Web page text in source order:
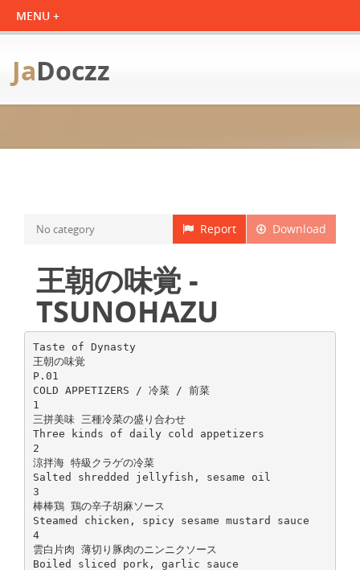
JaDoczz
Download
Report
No category
王朝の味覚 -
TSUNOHAZU
Taste of Dynasty
王朝の味覚
P.01
COLD APPETIZERS / 冷菜 / 前菜
1
三拼美味 三種冷菜の盛り合わせ
Three kinds of daily cold appetizers
2
涼拌海 特級クラゲの冷菜
Salted shredded jellyfish, sesame oil
3
棒棒鶏 鶏の辛子胡麻ソース
Steamed chicken, spicy sesame mustard sauce
4
雲白片肉 薄切り豚肉のニンニクソース
Boiled sliced pork, garlic sauce